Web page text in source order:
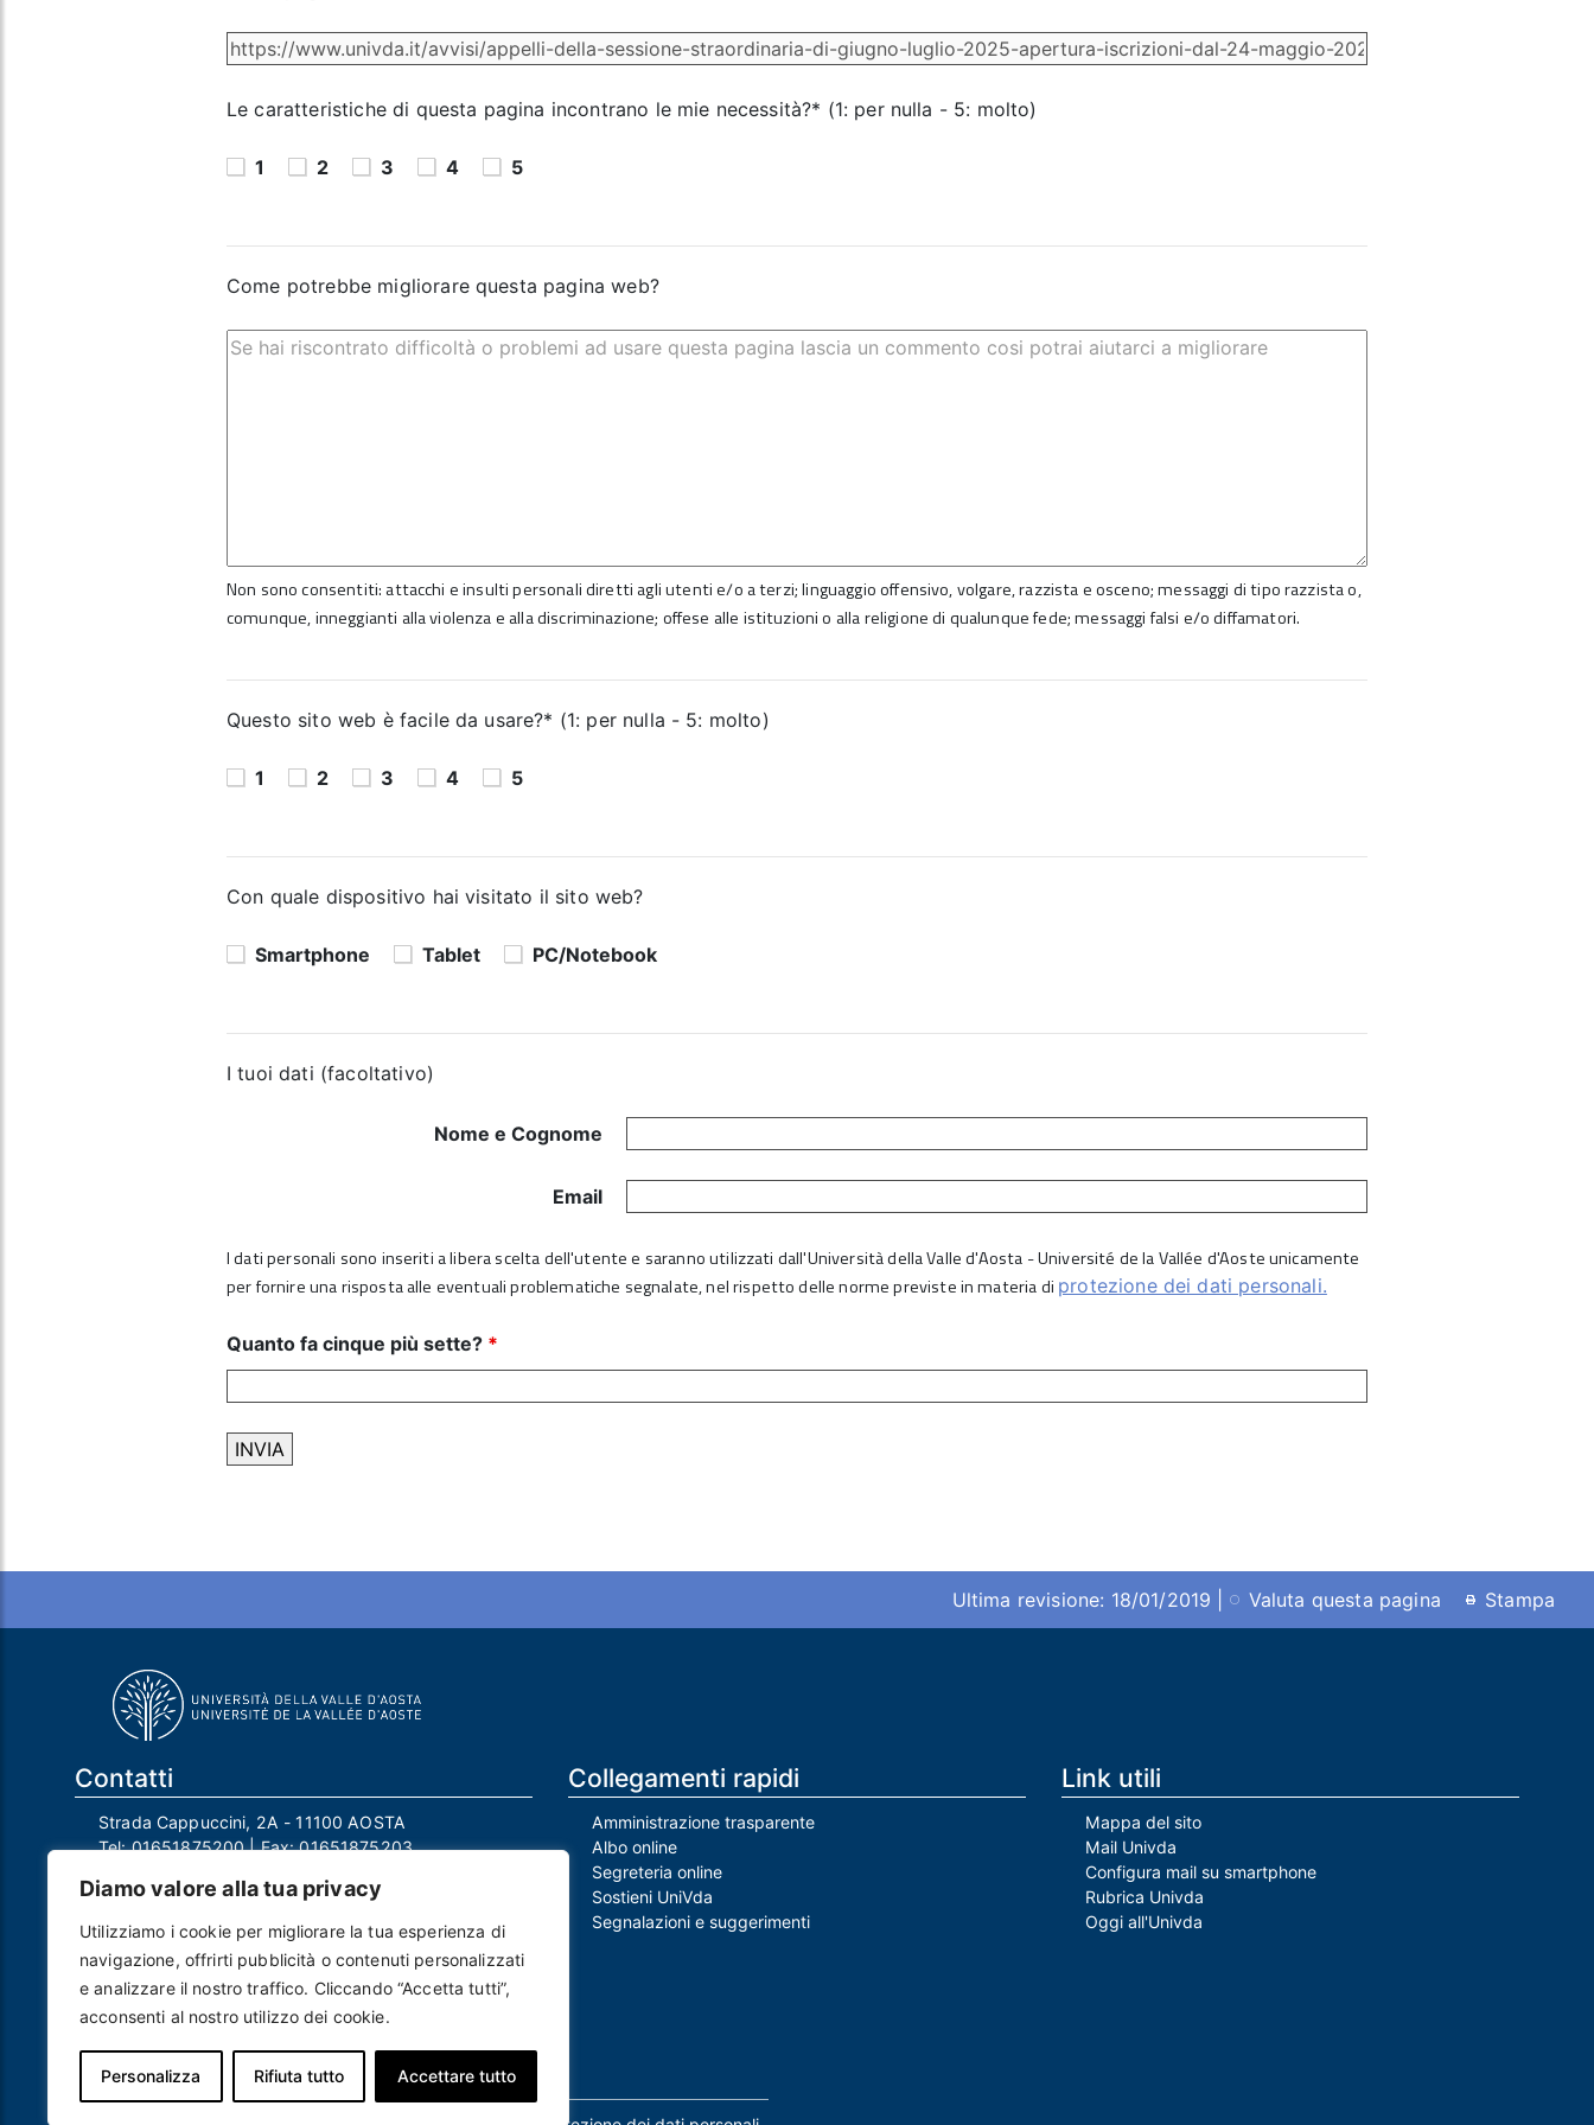
Diamo valore alla tua privacy
Utilizziamo i cookie per migliorare la tua esperienza di
navigazione, offrirti pubblicità o contenuti personalizzati
e analizzare il nostro traffico. Cliccando “Accetta tutti”,
acconsenti al nostro utilizzo dei cookie.
Personalizza Rifiuta tutto Accettare tutto
Le caratteristiche di questa pagina incontrano le mie necessità?* (1: per nulla - 5: molto)
1 2 3 4 5
Come potrebbe migliorare questa pagina web?
Non sono consentiti: attacchi e insulti personali diretti agli utenti e/o a terzi; linguaggio offensivo, volgare, razzista e osceno; messaggi di tipo razzista o,
comunque, inneggianti alla violenza e alla discriminazione; offese alle istituzioni o alla religione di qualunque fede; messaggi falsi e/o diffamatori.
Questo sito web è facile da usare?* (1: per nulla - 5: molto)
1 2 3 4 5
Con quale dispositivo hai visitato il sito web?
Smartphone Tablet PC/Notebook
I tuoi dati (facoltativo)
Nome e Cognome
Email
I dati personali sono inseriti a libera scelta dell'utente e saranno utilizzati dall'Università della Valle d'Aosta - Université de la Vallée d'Aoste unicamente
per fornire una risposta alle eventuali problematiche segnalate, nel rispetto delle norme previste in materia di protezione dei dati personali.
Quanto fa cinque più sette? *
Ultima revisione: 18/01/2019 | Valuta questa pagina Stampa
Contatti
Strada Cappuccini, 2A - 11100 AOSTA
Tel:01651875200| Fax:01651875203
Mail Responsabile Protezione dei Dati:
rpd@univda.it
Posta certificata:protocollo@pec.univda.it
P.IVA 01040890079 e C.F. 91041130070
Codice Univoco Ufficio: UF2EU2
Nome ufficio: Uff_eFatturaPA
Codice IPA: uvdau_ao
Collegamenti rapidi
Amministrazione trasparente
Albo online
Segreteria online
Sostieni UniVda
Segnalazioni e suggerimenti
Link utili
Mappa del sito
Mail Univda
Configura mail su smartphone
Rubrica Univda
Oggi all'Univda